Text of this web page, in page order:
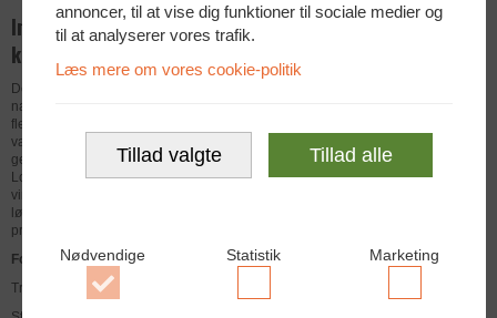
annoncer, til at vise dig funktioner til sociale medier og
til at analyserer vores trafik.
Læs mere om vores cookie-politik
Tillad valgte Tillad alle
Nødvendige Statistik Marketing
Indbygget 3,5" pegefelt for optimal
kontrol og produktivitet
Det store 3,5" indbyggede pegefelt gør det nemt at
navigere uden behov for en ekstern mus. Med
flerpunktsberøring kan brugeren hurtigt scrolle både
vandret og lodret, klikke præcist og navigere effektivt
gennem dokumenter, systemer og websider. Dette gør
Logitech K400 Wireless tastatur til et oplagt valg for
virksomheder, der ønsker en pladsbesparende og effektiv
løsning til computere, mediecentre og
præsentationsmiljøer.
Fordele for erhverv:
Trådløst tastatur med stabil forbindelse